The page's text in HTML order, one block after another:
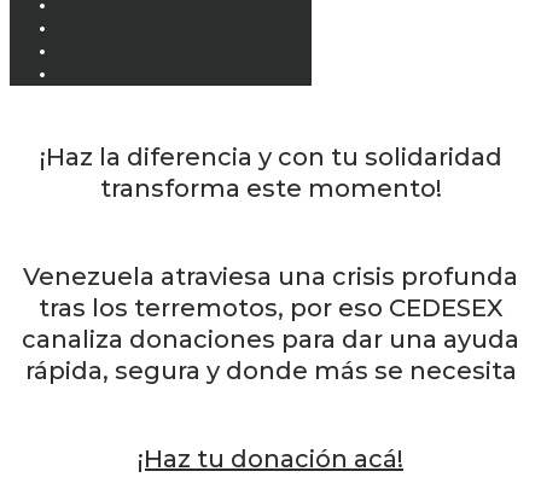
¡Haz la diferencia y con tu solidaridad
transforma este momento!
Venezuela atraviesa una crisis profunda
tras los terremotos, por eso CEDESEX
canaliza donaciones para dar una ayuda
rápida, segura y donde más se necesita
¡Haz tu donación acá!